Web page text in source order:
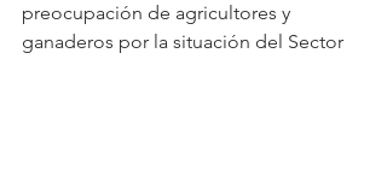
preocupación de agricultores y
ganaderos por la situación del Sector